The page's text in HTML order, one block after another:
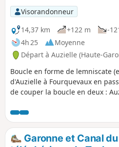
Visorandonneur
14,37 km
+122 m
-
4h 25
Moyenne
Départ à Auzielle (Haute-
Boucle en forme de lemniscate
d'Auzielle à Fourquevaux en
de couper la boucle en deux :
Garonne et Canal